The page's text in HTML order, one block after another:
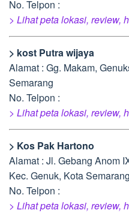
No. Telpon :
> Lihat peta lokasi, review,
> kost Putra wijaya
Alamat : Gg. Makam,
Semarang
No. Telpon :
> Lihat peta lokasi, review,
> Kos Pak Hartono
Alamat : Jl. Gebang Anom
Kec. Genuk, Kota Semarang
No. Telpon :
> Lihat peta lokasi, review,